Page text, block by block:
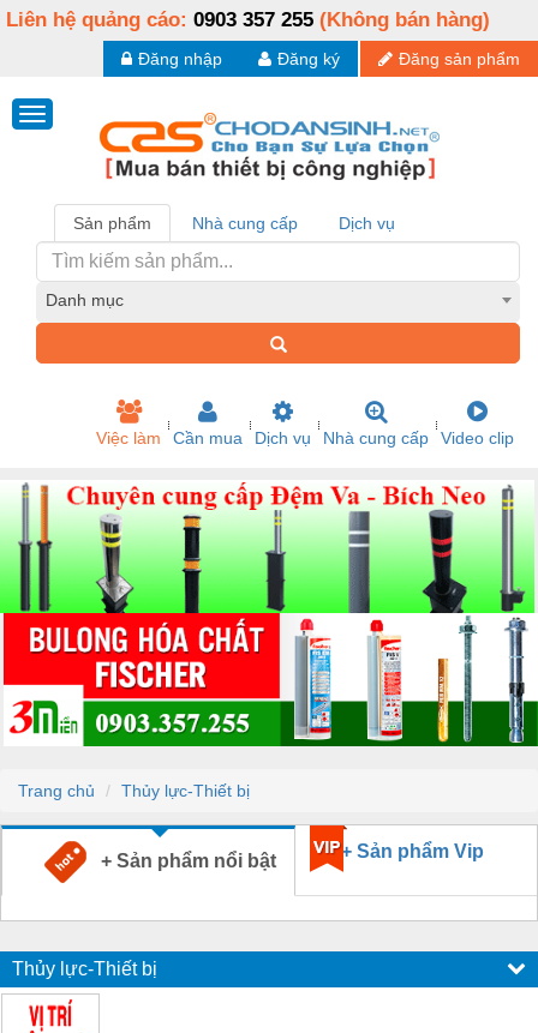
Liên hệ quảng cáo: 0903 357 255 (Không bán hàng)
Đăng sản phẩm
Đăng ký
Đăng nhập
Sản phẩm Nhà cung cấp Dịch vụ
Danh mục
Việc làm Cần mua Dịch vụ Nhà cung cấp Video clip
Trang chủ Thủy lực-Thiết bị
+ Sản phẩm nổi bật + Sản phẩm Vip
Thủy lực-Thiết bị